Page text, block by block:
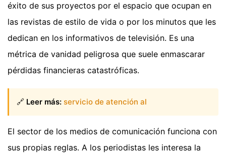
éxito de sus proyectos por el espacio que ocupan en
las revistas de estilo de vida o por los minutos que les
dedican en los informativos de televisión. Es una
métrica de vanidad peligrosa que suele enmascarar
pérdidas financieras catastróficas.
🔗 Leer más: servicio de atención al
El sector de los medios de comunicación funciona con
sus propias reglas. A los periodistas les interesa la